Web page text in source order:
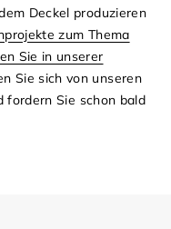
Deckel produzieren
zum Thema
Sie in unserer
Sie sich von unseren
fordern Sie schon bald